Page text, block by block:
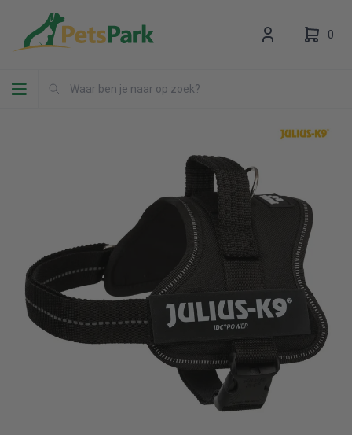
Toggle navigation
0
Uw winkelwagen is leeg.
Vul hem met producten.